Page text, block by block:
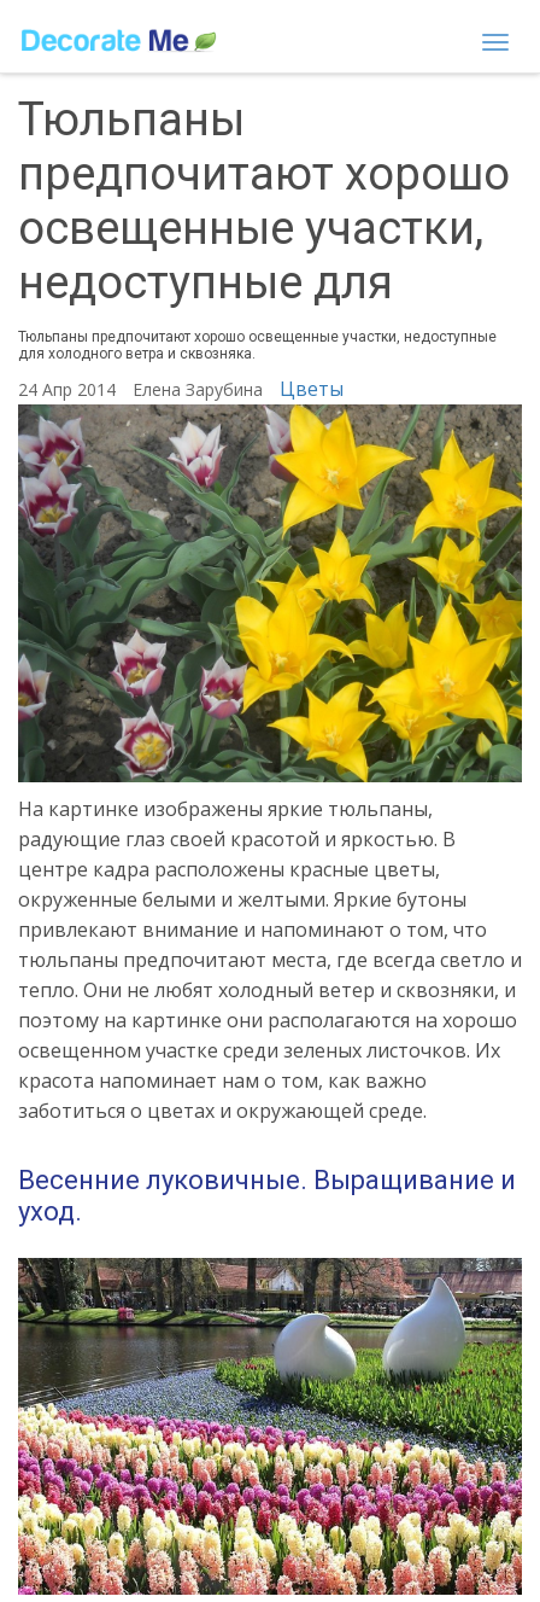
Тюльпаны
предпочитают хорошо
освещенные участки,
недоступные для
Тюльпаны предпочитают хорошо освещенные участки, недоступные
для холодного ветра и сквозняка.
24 Апр 2014 Елена Зарубина Цветы
На картинке изображены яркие тюльпаны,
радующие глаз своей красотой и яркостью. В
центре кадра расположены красные цветы,
окруженные белыми и желтыми. Яркие бутоны
привлекают внимание и напоминают о том, что
тюльпаны предпочитают места, где всегда светло и
тепло. Они не любят холодный ветер и сквозняки, и
поэтому на картинке они располагаются на хорошо
освещенном участке среди зеленых листочков. Их
красота напоминает нам о том, как важно
заботиться о цветах и окружающей среде.
Весенние луковичные. Выращивание и
уход.